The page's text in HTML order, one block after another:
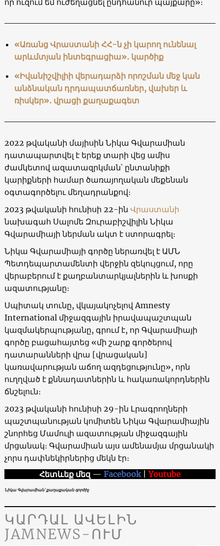
«Առանց Վրաստանի ՀՀ-ն չի կարող ունենալ
արևմտյան ինտեգրացիա»․ կարծիք
«Իվանիշվիլիի վերադարձի որոշման մեջ կան
անձնական դրդապատճառներ, վախեր և
ռիսկեր»․ վրացի քաղաքագետ
2022 թվականի մայիսին Նիկա Գվարամիան
դատապարտվել է երեք տարի վեց ամիս
ժամկետով ազատազրկման՝ ընտանիքի
կարիքների համար ծառայողական մեքենան
օգտագործելու մեղադրանքով։
2023 թվականի հունիսի 22-ին Վրաստանի
նախագահ Սալոմե Զուրաբիշվիլին Նիկա
Գվարամիայի ներման ակտ է ստորագրել։
Նիկա Գվարամիայի գործը ներառվել է ԱՄՆ
Պետդեպարտամենտի վերջին զեկույցում, որը
վերաբերում է քաղբանտարկյալներին և խոսքի
ազատությանը։
Սպիտակ տունը, վկայակոչելով Amnesty
International միջազգային իրավապաշտպան
կազմակերպությանը, գրում է, որ Գվարամիայի
գործը բացահայտեց «մի շարք գործերով
դատարանների վրա [վրացական]
կառավարության աճող ազդեցությունը», որն
ուղղված է քննադատներին և հակառակորդներին
ճնշելուն։
2023 թվականի հունիսի 29-ին Լրագրողների
պաշտպանության կոմիտեն Նիկա Գվարամիային
շնորհեց Մամուլի ազատության միջազգային
մրցանակ։ Գվարամիան այս ամենամյա մրցանակի
չորս դափնեկիրներից մեկն էր։
Հետևեք մեզ — Facebook |Youtube
Նիկա Գվարամիան՝ քաղաքական գործիչ
ԿԱՐԴԱԼ ԱՎԵԼԻՆ
JAMNEWS-ՈՒՄ